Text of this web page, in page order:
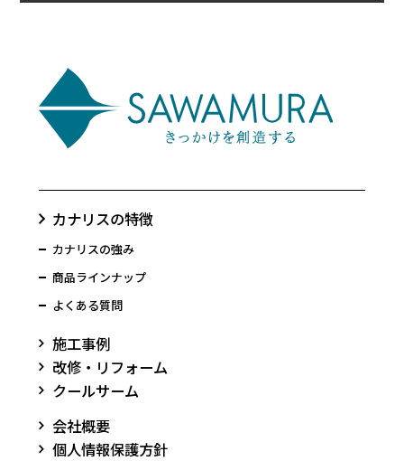
カナリスの特徴
カナリスの強み
商品ラインナップ
よくある質問
施工事例
改修・リフォーム
クールサーム
会社概要
個人情報保護方針